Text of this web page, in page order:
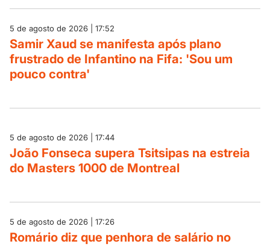
5 de agosto de 2026 | 17:52
Samir Xaud se manifesta após plano
frustrado de Infantino na Fifa: 'Sou um
pouco contra'
5 de agosto de 2026 | 17:44
João Fonseca supera Tsitsipas na estreia
do Masters 1000 de Montreal
5 de agosto de 2026 | 17:26
Romário diz que penhora de salário no